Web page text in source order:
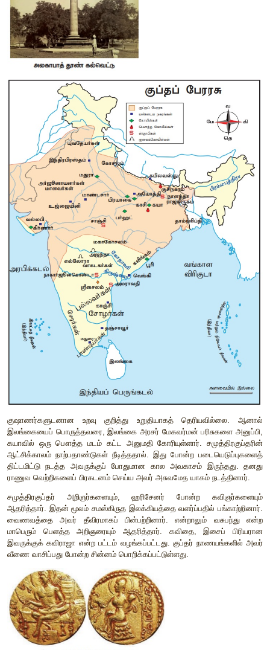
வரையிலும் தான் இருந்துள்ளது.
ஆனால்
பஞ்சாப் சமுத்திரகுப்தரின்
சமுத்திரகுப்தரின்
படையெடுப்பு
அதிகாரத்தைக்
குறைத்ததால்,
நிகழ்ந்தது.